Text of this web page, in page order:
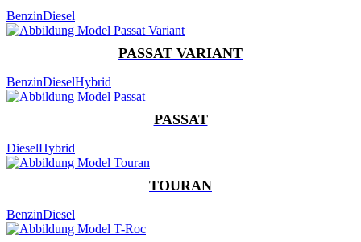
BenzinDiesel
PASSAT VARIANT
BenzinDieselHybrid
PASSAT
DieselHybrid
TOURAN
BenzinDiesel